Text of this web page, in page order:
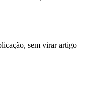
sem virar artigo